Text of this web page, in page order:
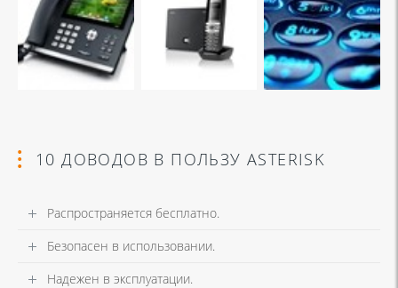
10 ДОВОДОВ В ПОЛЬЗУ ASTERISK
Распространяется бесплатно.
Безопасен в использовании.
Надежен в эксплуатации.